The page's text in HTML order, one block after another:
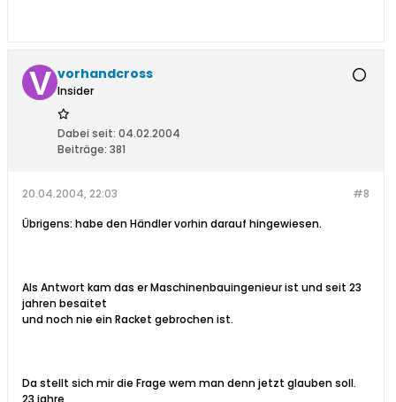
vorhandcross
Insider
Dabei seit: 04.02.2004
Beiträge: 381
#8
20.04.2004, 22:03
Übrigens: habe den Händler vorhin darauf hingewiesen.
Als Antwort kam das er Maschinenbauingenieur ist und seit 23
jahren besaitet
und noch nie ein Racket gebrochen ist.
Da stellt sich mir die Frage wem man denn jetzt glauben soll.